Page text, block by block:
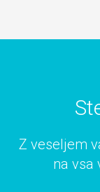
Z veseljem
na vsa